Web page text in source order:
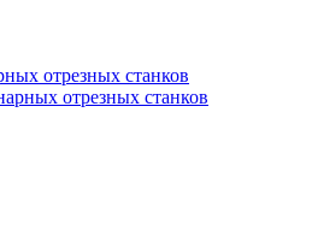
отрезных станков
отрезных станков